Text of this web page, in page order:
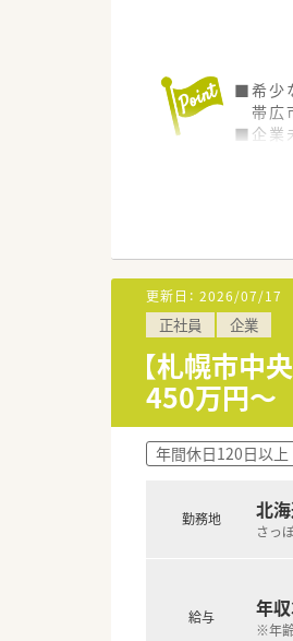
■希少
帯広
■企業
■管
■お薬
更新日： 2026/07/17
正社員 企業
【札幌市
450万円
年間休日120日以上
勤務地 北
さっ
給与 年
※年